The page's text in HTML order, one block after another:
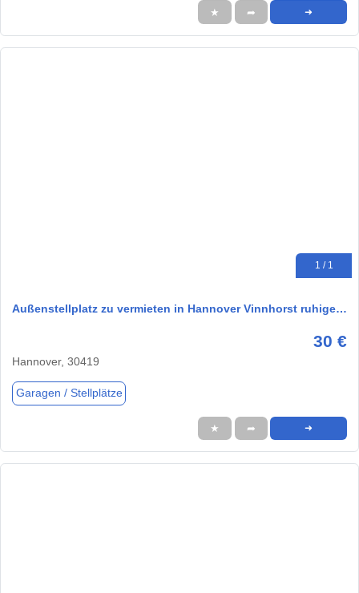
★ ➦ ➜
1 / 1
Außenstellplatz zu vermieten in Hannover Vinnhorst ruhige…
30 €
Hannover, 30419
Garagen / Stellplätze
★ ➦ ➜